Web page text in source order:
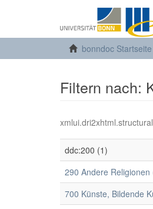
bonndoc Startseite
Filtern nach:
ddc:200 (1)
290 Andere Religionen
700 Künste, Bildende